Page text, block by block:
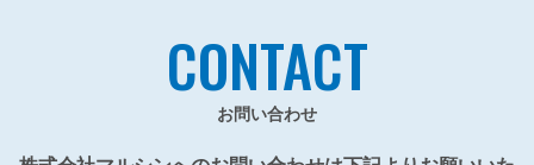
CONTACT
お問い合わせ